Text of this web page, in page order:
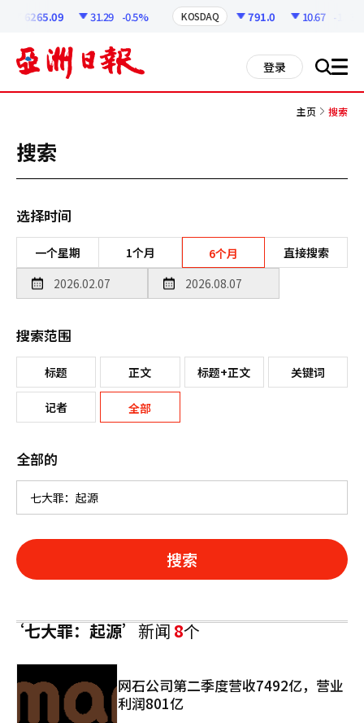
6265.09 31.29 -0.5% KOSDAQ 791.0 10.67 -1.33%
登录 搜 all
主页 搜索
搜索
选择时间
一个星期 1个月 6个月 直接搜索
搜索范围
标题 正文 标题+正文 关键词
记者 全部
全部的
搜索
‘七大罪：起源’新闻8个
网石公司第二季度营收7492亿，营业
利润801亿